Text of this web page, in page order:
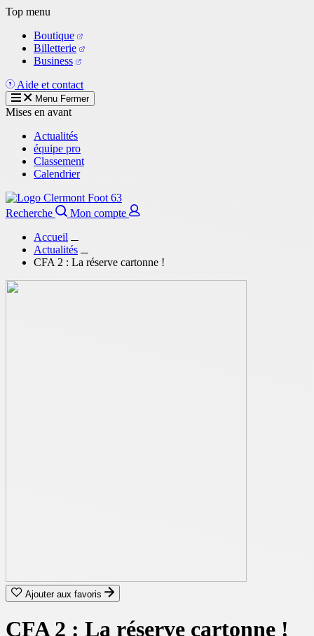
Aller
contenu
principal
Top menu
Boutique
Billetterie
Business
Aide et contact
Menu Fermer
Mises en avant
Actualités
équipe pro
Classement
Calendrier
Recherche
Mon compte
Accueil
Actualités
CFA 2 : La réserve cartonne !
Ajouter aux favoris
CFA 2 : La réserve cartonne !